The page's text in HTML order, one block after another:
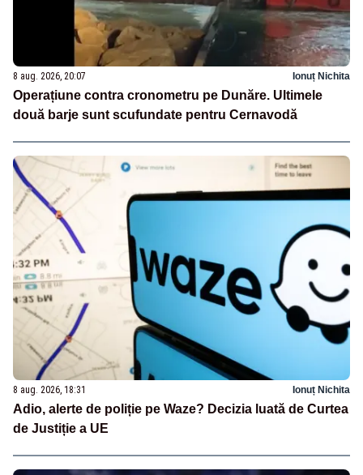
8 aug. 2026, 20:07 Ionuț Nichita
Operațiune contra cronometru pe Dunăre. Ultimele
două barje sunt scufundate pentru Cernavodă
8 aug. 2026, 18:31 Ionuț Nichita
Adio, alerte de poliție pe Waze? Decizia luată de Curtea
de Justiție a UE